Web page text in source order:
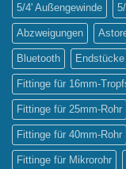
5/4' Außengewinde
Abzweigungen
Bluetooth Endstücke
Fittinge für 16mm-
Fittinge für 25mm-Rohr
Fittinge für 40mm-Rohr
Fittinge für Mikrorohr